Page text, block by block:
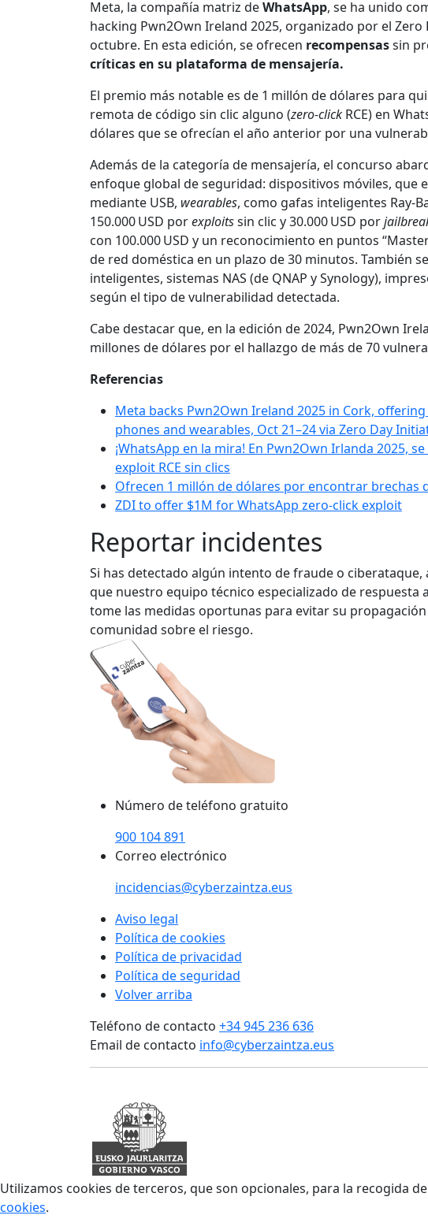
Meta, la compañía matriz deWhatsApp, se ha unido
hacking Pwn2Own Ireland 2025, organizado por el Zero
octubre. En esta edición, se ofrecen recompensassin
críticas en su plataforma de mensajería.
El premio más notable es de 1 millón de dólares para
remota de código sin clic alguno (zero‑click RCE) en
dólares que se ofrecían el año anterior por una
Además de la categoría de mensajería, el concurso
enfoque global de seguridad: dispositivos móviles, que
mediante USB, wearables, como gafas inteligentes
150.000 USD porexploitssin clic y 30.000 USD por
con 100.000 USD y un reconocimiento en puntos
de red doméstica en un plazo de 30 minutos. También
inteligentes, sistemas NAS (de QNAP y Synology),
según el tipo de vulnerabilidad detectada.
Cabe destacar que, en la edición de 2024, Pwn2Own
millones de dólares por el hallazgo de más de 70
Referencias
Meta backs Pwn2Own Ireland 2025 in Cork,
phones and wearables, Oct 21–24 via Zero Day
¡WhatsApp en la mira! En Pwn2Own Irlanda 2025,
exploit RCE sin clics
Ofrecen 1 millón de dólares por encontrar brechas
ZDI to offer $1M for WhatsApp zero-click exploit
Reportar incidentes
Si has detectado algún intento de fraude o ciberataque,
que nuestro equipo técnico especializado de respuesta
tome las medidas oportunas para evitar su
comunidad sobre el riesgo.
Número de teléfono gratuito
900 104 891
Correo electrónico
incidencias@cyberzaintza.eus
Aviso legal
Política de cookies
Política de privacidad
Política de seguridad
Volver arriba
Teléfono de contacto +34 945 236 636
Email de contacto info@cyberzaintza.eus
Utilizamos cookies de terceros, que son opcionales, para la recogida
cookies.